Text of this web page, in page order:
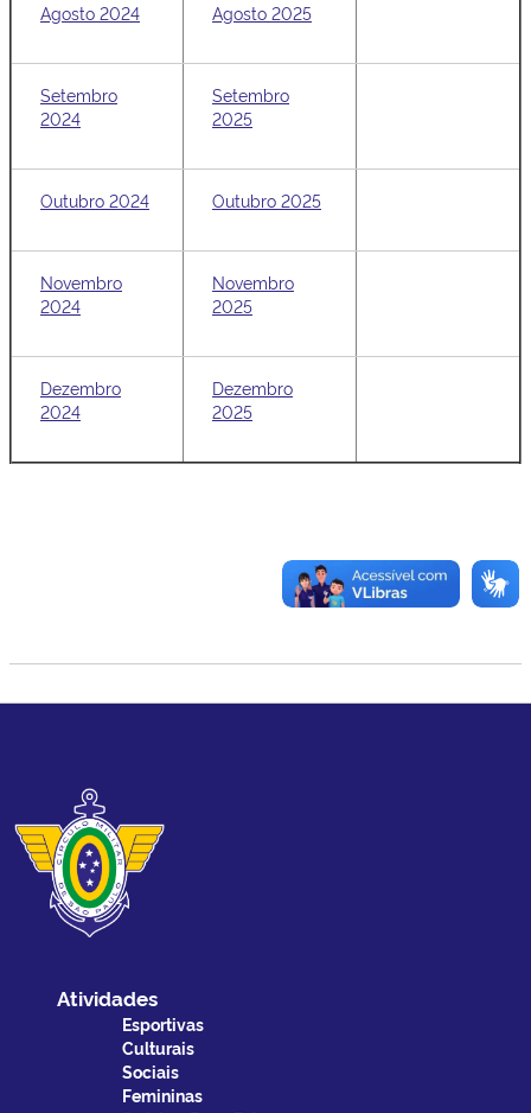
Agosto 2024 Agosto 2025
Setembro
2024
Setembro
2025
Outubro 2024 Outubro 2025
Novembro
2024
Novembro
2025
Dezembro
2024
Dezembro
2025
Atividades
Esportivas
Culturais
Sociais
Femininas